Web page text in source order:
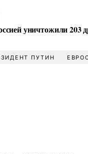
уничтожили 203
ПУТИН